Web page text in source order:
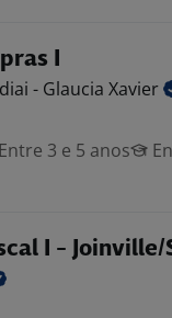
I
- Glaucia Xavier
Entre 3 e 5 anos
I - Joinville/